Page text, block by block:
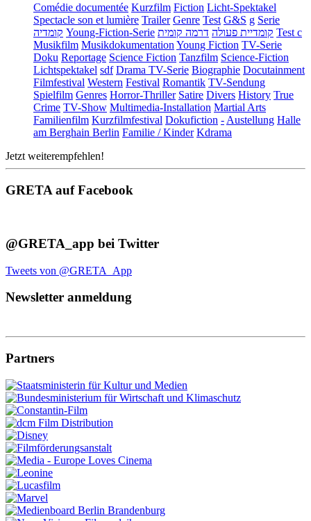
Comédie documentée Kurzfilm Fiction Licht-Spektakel
Spectacle son et lumière Trailer Genre Test G&S g Serie
קומדיה Young-Fiction-Serie קומדיית פעולה דרמה קומית
Test c
Musikfilm Musikdokumentation Young Fiction TV-Serie
Doku Reportage Science Fiction Tanzfilm Science-Fiction
Lichtspektakel sdf Drama TV-Serie Biographie Docutainment
Filmfestival Western Festival Romantik TV-Sendung
Spielfilm Genres Horror-Thriller Satire Divers History True
Crime TV-Show Multimedia-Installation Martial Arts
Familienfilm Kurzfilmfestival Dokufiction - Austellung Halle
am Berghain Berlin Familie / Kinder Kdrama
Jetzt weiterempfehlen!
GRETA auf Facebook
@GRETA_app bei Twitter
Tweets von @GRETA_App
Newsletter anmeldung
Partners